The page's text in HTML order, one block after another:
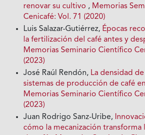
renovar su cultivo , Memorias
Cenicafé: Vol. 71 (2020)
Luis Salazar-Gutiérrez, Épocas
la fertilización del café antes y
Memorias Seminario Científico
(2023)
José Raúl Rendón, La densidad
sistemas de producción de café
Memorias Seminario Científico
(2023)
Juan Rodrigo Sanz-Uribe,
cómo la mecanización transforma